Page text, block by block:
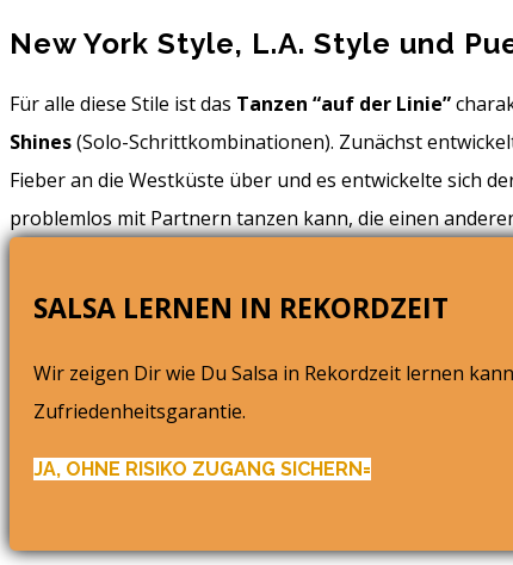
New York Style, L.A. Style und
Für alle diese Stile ist das Tanzen “auf der Linie”
Shines(Solo-Schrittkombinationen). Zunächst
Fieber an die Westküste über und es entwickelte sich
problemlos mit Partnern tanzen kann, die einen
SALSA LERNEN IN REKORDZEIT
Wir zeigen Dir wie Du Salsa in Rekordzeit lernen
Zufriedenheitsgarantie.
JA, OHNE RISIKO ZUGANG SICHERN